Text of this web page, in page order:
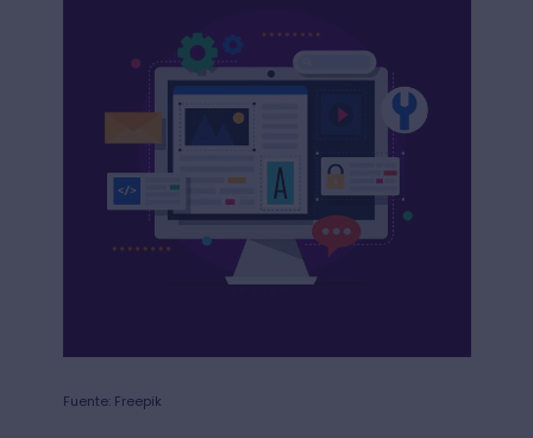
Fuente: Freepik